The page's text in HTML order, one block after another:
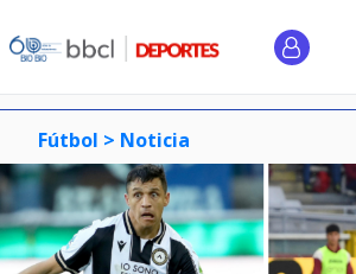
Fútbol > Noticia